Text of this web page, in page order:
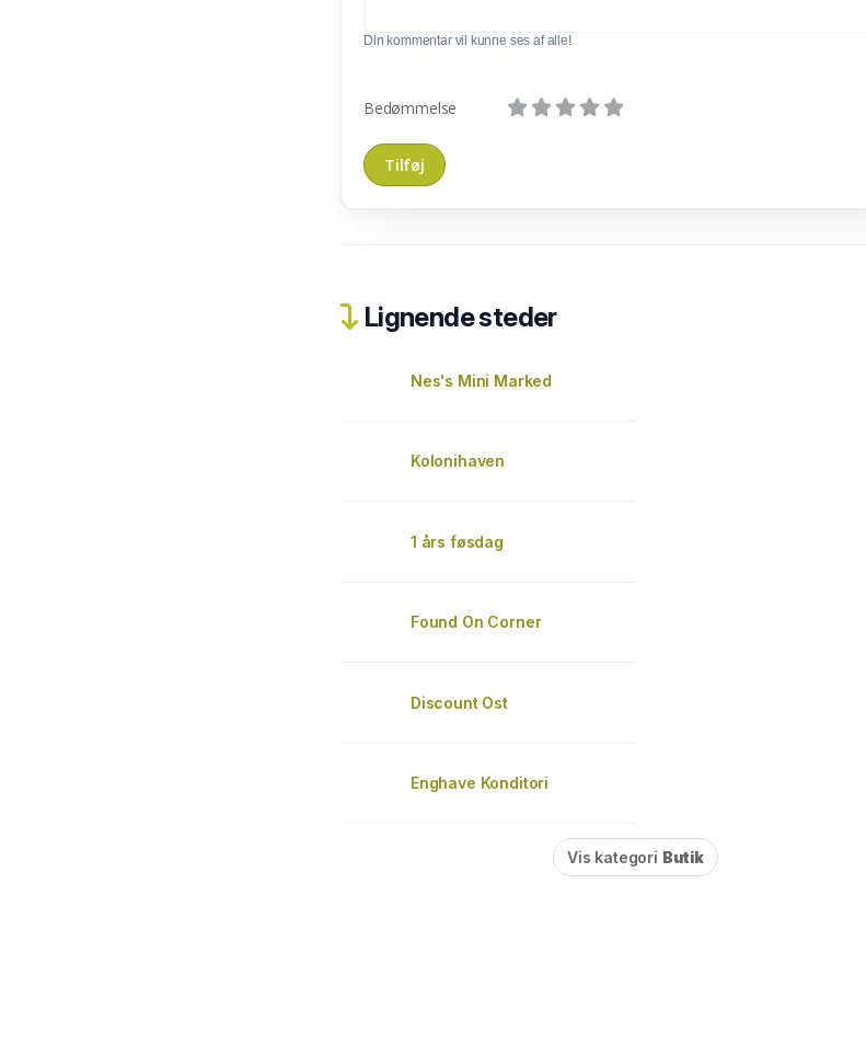
Din kommentar vil kunne ses af alle!
Bedømmelse
Lignende steder
Nes's Mini Marked
Kolonihaven
1 års føsdag
Found On Corner
Discount Ost
Enghave Konditori
Vis kategori Butik